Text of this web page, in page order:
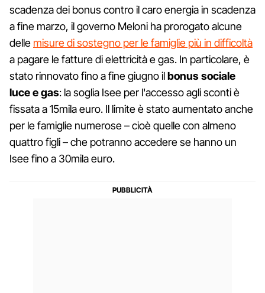
scadenza dei bonus contro il caro energia in scadenza
a fine marzo, il governo Meloni ha prorogato alcune
delle misure di sostegno per le famiglie più in difficoltà
a pagare le fatture di elettricità e gas. In particolare, è
stato rinnovato fino a fine giugno ilbonus sociale
luce e gas: la soglia Isee per l'accesso agli sconti è
fissata a 15mila euro. Il limite è stato aumentato anche
per le famiglie numerose – cioè quelle con almeno
quattro figli – che potranno accedere se hanno un
Isee fino a 30mila euro.